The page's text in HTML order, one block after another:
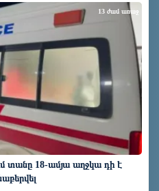
տանը 18-ամյա աղջկա դի է
13 ժամ առաջ